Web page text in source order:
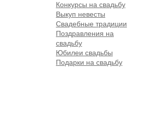
Конкурсы на свадьбу
Выкуп невесты
Свадебные традиции
Поздравления на
свадьбу
Юбилеи свадьбы
Подарки на свадьбу